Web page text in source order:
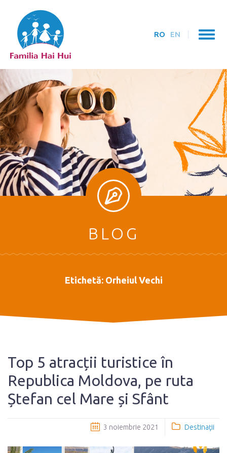
RO EN
BLOG
Etichetă: Orheiul Vechi
Top 5 atracții turistice în
Republica Moldova, pe ruta
Ștefan cel Mare și Sfânt
3 noiembrie 2021 Destinaţii